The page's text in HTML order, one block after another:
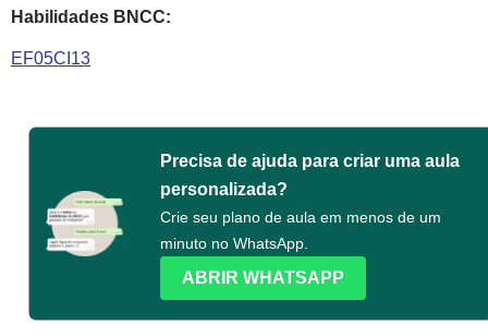
Habilidades BNCC:
EF05CI13
Precisa de ajuda para criar uma aula
personalizada?
Crie seu plano de aula em menos de um
minuto no WhatsApp.
ABRIR WHATSAPP